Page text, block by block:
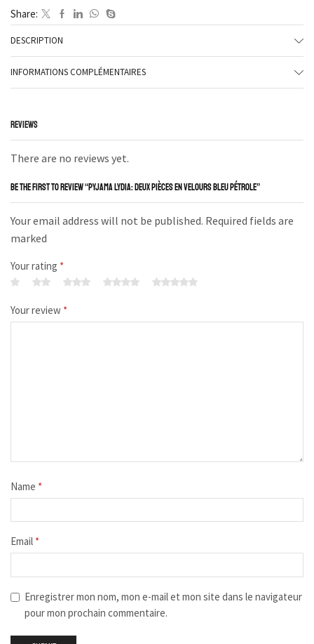
Share:
DESCRIPTION
INFORMATIONS COMPLÉMENTAIRES
REVIEWS
There are no reviews yet.
BE THE FIRST TO REVIEW “PYJAMA LYDIA: DEUX PIÈCES EN VELOURS BLEU PÉTROLE”
Your email address will not be published. Required fields are
marked
Your rating *
Your review *
Name *
Email *
Enregistrer mon nom, mon e-mail et mon site dans le navigateur
pour mon prochain commentaire.